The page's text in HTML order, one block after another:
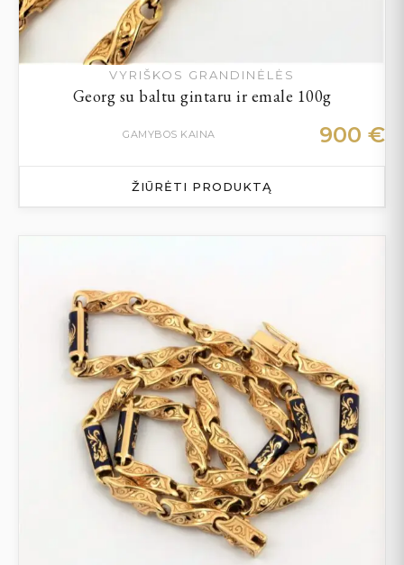
VYRIŠKOS GRANDINĖLĖS
Georg su baltu gintaru ir emale 100g
GAMYBOS KAINA 900 €
ŽIŪRĖTI PRODUKTĄ